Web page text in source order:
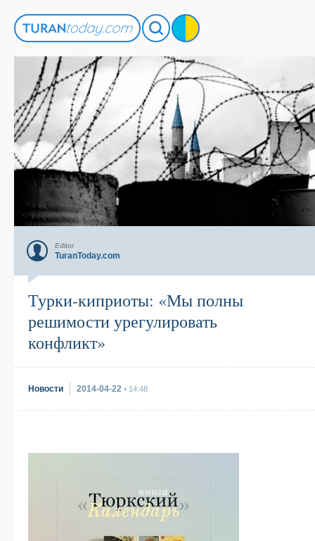
Editor
TuranToday.com
Турки-киприоты: «Мы полны
решимости урегулировать
конфликт»
Новости 2014-04-22 • 14:48